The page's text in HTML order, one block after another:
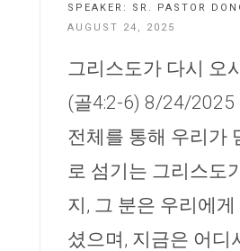
SPEAKER: SR. PASTOR
AUGUST 24, 2025
그리스도가 다시 오
(골4:2-6) 8/24/
전체를 통해 우리가
로 섬기는 그리스도
지, 그 분은 우리에
셨으며, 지금은 어디